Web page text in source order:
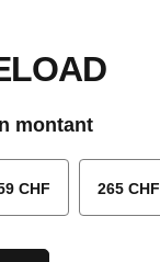
montant
CHF 265 CHF